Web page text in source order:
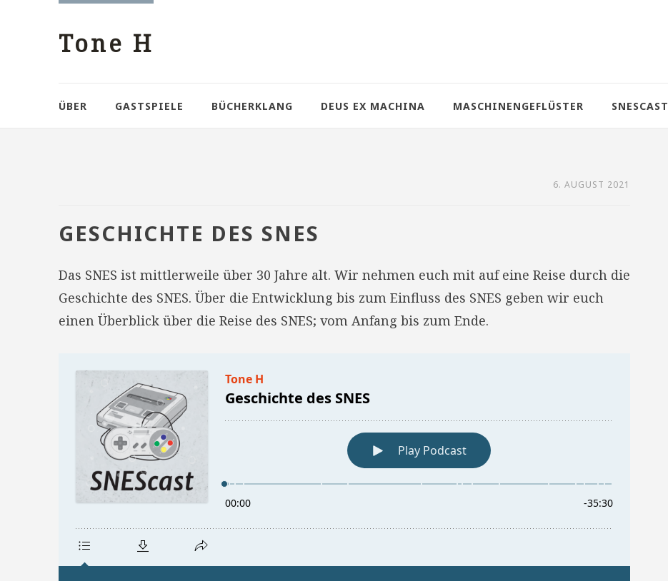
Tone H
ÜBER GASTSPIELE BÜCHERKLANG DEUS EX MACHINA MASCHINENGEFLÜSTER SNESCAST
6. AUGUST 2021
GESCHICHTE DES SNES
Das SNES ist mittlerweile über 30 Jahre alt. Wir nehmen euch mit auf eine Reise durch die
Geschichte des SNES. Über die Entwicklung bis zum Einfluss des SNES geben wir euch
einen Überblick über die Reise des SNES; vom Anfang bis zum Ende.